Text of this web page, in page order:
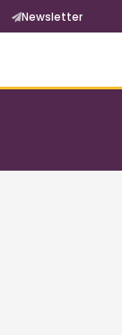
Newsletter